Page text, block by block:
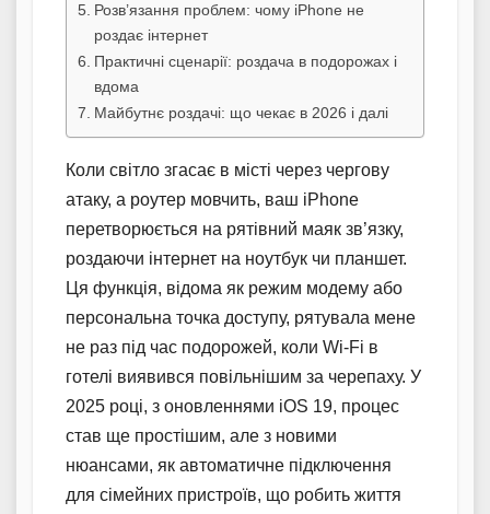
Розв’язання проблем: чому iPhone не
роздає інтернет
Практичні сценарії: роздача в подорожах і
вдома
Майбутнє роздачі: що чекає в 2026 і далі
Коли світло згасає в місті через чергову
атаку, а роутер мовчить, ваш iPhone
перетворюється на рятівний маяк зв’язку,
роздаючи інтернет на ноутбук чи планшет.
Ця функція, відома як режим модему або
персональна точка доступу, рятувала мене
не раз під час подорожей, коли Wi-Fi в
готелі виявився повільнішим за черепаху. У
2025 році, з оновленнями iOS 19, процес
став ще простішим, але з новими
нюансами, як автоматичне підключення
для сімейних пристроїв, що робить життя